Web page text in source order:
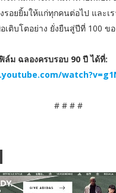
รอยยิ้มให้แก่ทุกคนต่อไป และเ
เติบโตอย่าง ยั่งยืนสู่ปีที่ 100 ข
ม ฉลองครบรอบ 90 ปี ได้ที่:
# #